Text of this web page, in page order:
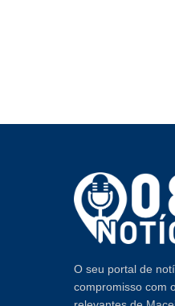
O seu portal de
compromisso com